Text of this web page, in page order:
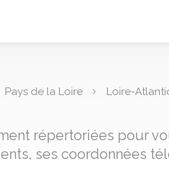
Pays de la Loire Loire-
répertoriées pour
ses coordonnées